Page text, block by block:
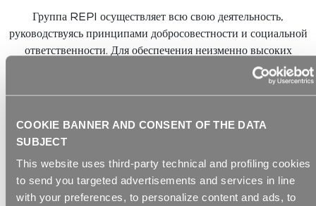
COOKIE BANNER AND CONSENT OF THE DATA
SUBJECT
This website uses third-party technical and profiling cookies
to send you targeted advertisements and services in line
with your preferences, to personalize content and ads, to
Группа REPI осуществляет всю свою деятельность,
руководствуясь принципами добросовестности и социальной
ответственности. Для обеспечения неизменно высоких
стандартов REPI разработала структурированную систему
правил поведения и руководящих принципов,
сторон во всех аспектах своей деятельности.
Скачать наши документы